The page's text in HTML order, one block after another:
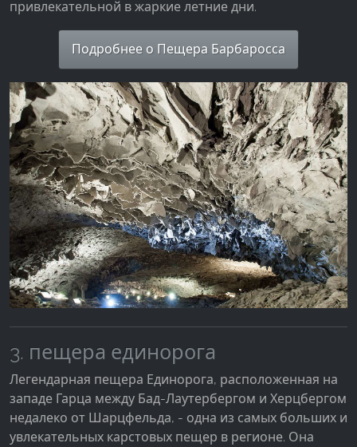
привлекательной в жаркие летние дни.
Подробнее о Пещера Барбаросса
3. пещера единорога
Легендарная пещера Единорога, расположенная на
западе Гарца между Бад-Лаутербергом и Херцбергом
недалеко от Шарцфельда, - одна из самых больших и
увлекательных карстовых пещер в регионе. Она